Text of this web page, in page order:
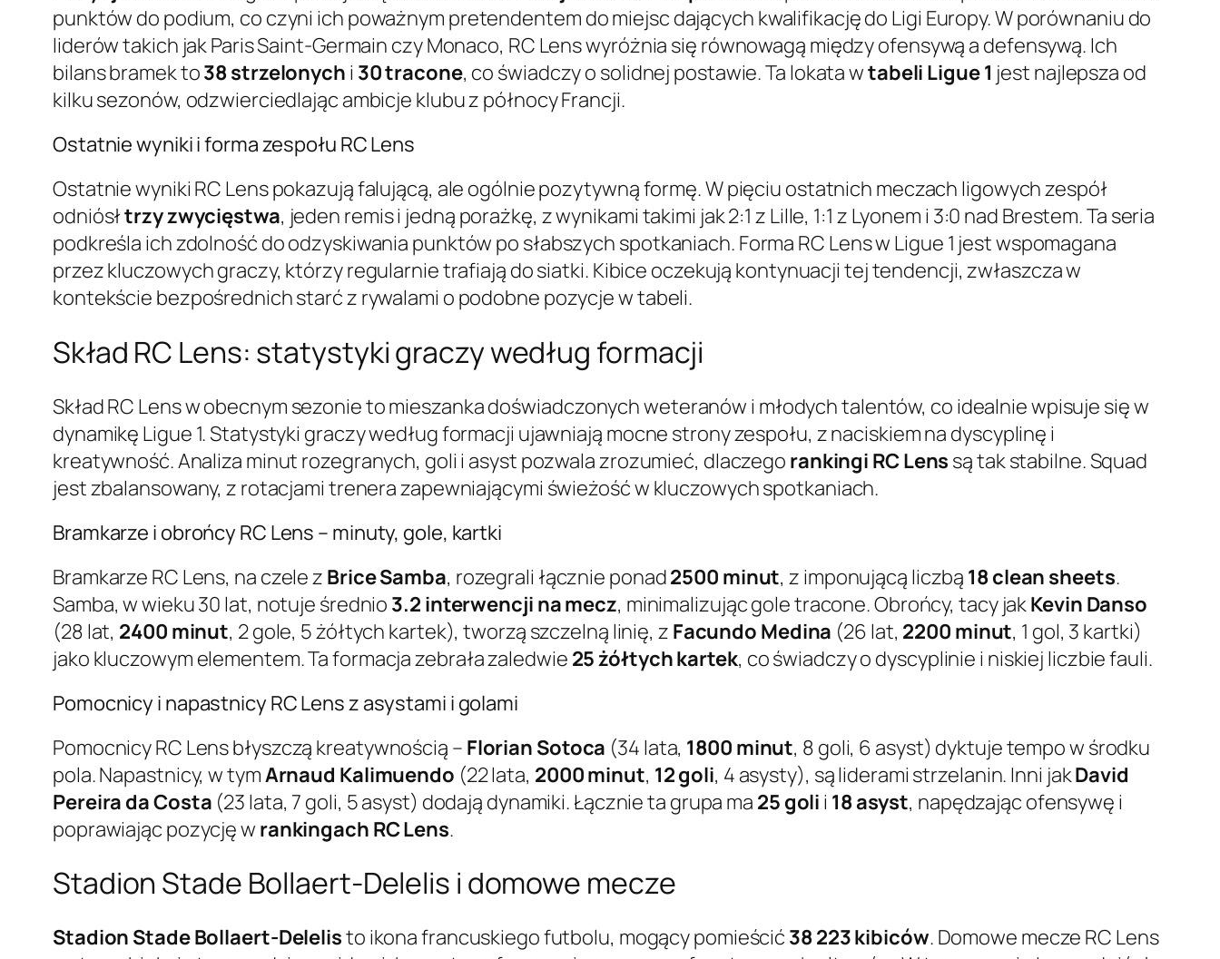
punktów do podium, co czyni ich poważnym pretendentem do miejsc dających kwalifikację do Ligi Europy. W porównaniu do
liderów takich jak Paris Saint-Germain czy Monaco, RC Lens wyróżnia się równowagą między ofensywą a defensywą. Ich
bilans bramek to38 strzelonych i 30 tracone, co świadczy o solidnej postawie. Ta lokata wtabeli Ligue 1 jest najlepsza od
kilku sezonów, odzwierciedlając ambicje klubu z północy Francji.
Ostatnie wyniki i forma zespołu RC Lens
Ostatnie wyniki RC Lens pokazują falującą, ale ogólnie pozytywną formę. W pięciu ostatnich meczach ligowych zespół
odniósłtrzy zwycięstwa, jeden remis i jedną porażkę, z wynikami takimi jak 2:1 z Lille, 1:1 z Lyonem i 3:0 nad Brestem. Ta seria
podkreśla ich zdolność do odzyskiwania punktów po słabszych spotkaniach. Forma RC Lens w Ligue 1 jest wspomagana
przez kluczowych graczy, którzy regularnie trafiają do siatki. Kibice oczekują kontynuacji tej tendencji, zwłaszcza w
kontekście bezpośrednich starć z rywalami o podobne pozycje w tabeli.
Skład RC Lens: statystyki graczy według formacji
Skład RC Lens w obecnym sezonie to mieszanka doświadczonych weteranów i młodych talentów, co idealnie wpisuje się w
dynamikę Ligue 1. Statystyki graczy według formacji ujawniają mocne strony zespołu, z naciskiem na dyscyplinę i
kreatywność. Analiza minut rozegranych, goli i asyst pozwala zrozumieć, dlaczego rankingi RC Lens są tak stabilne. Squad
jest zbalansowany, z rotacjami trenera zapewniającymi świeżość w kluczowych spotkaniach.
Bramkarze i obrońcy RC Lens – minuty, gole, kartki
Bramkarze RC Lens, na czele z Brice Samba, rozegrali łącznie ponad2500 minut, z imponującą liczbą 18 clean sheets.
Samba, w wieku 30 lat, notuje średnio 3.2 interwencji na mecz, minimalizując gole tracone. Obrońcy, tacy jakKevin Danso
(28 lat, 2400 minut, 2 gole, 5 żółtych kartek), tworzą szczelną linię, z Facundo Medina (26 lat, 2200 minut, 1 gol, 3 kartki)
jako kluczowym elementem. Ta formacja zebrała zaledwie 25 żółtych kartek, co świadczy o dyscyplinie i niskiej liczbie fauli.
Pomocnicy i napastnicy RC Lens z asystami i golami
Pomocnicy RC Lens błyszczą kreatywnością – Florian Sotoca (34 lata, 1800 minut, 8 goli, 6 asyst) dyktuje tempo w środku
pola. Napastnicy, w tymArnaud Kalimuendo (22 lata, 2000 minut, 12 goli, 4 asysty), są liderami strzelanin. Inni jakDavid
Pereira da Costa (23 lata, 7 goli, 5 asyst) dodają dynamiki. Łącznie ta grupa ma 25 goli i 18 asyst, napędzając ofensywę i
poprawiając pozycję w rankingach RC Lens.
Stadion Stade Bollaert-Delelis i domowe mecze
Stadion Stade Bollaert-Delelisto ikona francuskiego futbolu, mogący pomieścić 38 223 kibiców. Domowe mecze RC Lens